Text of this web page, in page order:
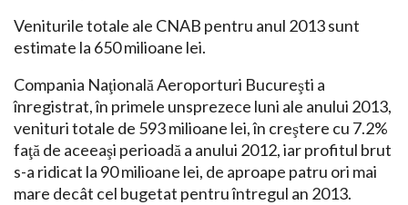
Veniturile totale ale CNAB pentru anul 2013 sunt
estimate la 650 milioane lei.
Compania Naţională Aeroporturi Bucureşti a
înregistrat, în primele unsprezece luni ale anului 2013,
venituri totale de 593 milioane lei, în creştere cu 7.2%
faţă de aceeaşi perioadă a anului 2012, iar profitul brut
s-a ridicat la 90 milioane lei, de aproape patru ori mai
mare decât cel bugetat pentru întregul an 2013.